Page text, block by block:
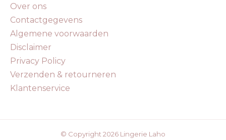
Over ons
Contactgegevens
Algemene voorwaarden
Disclaimer
Privacy Policy
Verzenden & retourneren
Klantenservice
© Copyright 2026 Lingerie Laho